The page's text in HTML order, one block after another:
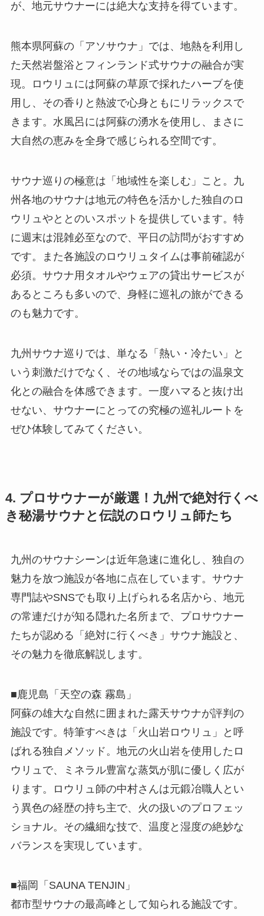
が、地元サウナーには絶大な支持を得ています。
熊本県阿蘇の「アソサウナ」では、地熱を利用し
た天然岩盤浴とフィンランド式サウナの融合が実
現。ロウリュには阿蘇の草原で採れたハーブを使
用し、その香りと熱波で心身ともにリラックスで
きます。水風呂には阿蘇の湧水を使用し、まさに
大自然の恵みを全身で感じられる空間です。
サウナ巡りの極意は「地域性を楽しむ」こと。九
州各地のサウナは地元の特色を活かした独自のロ
ウリュやととのいスポットを提供しています。特
に週末は混雑必至なので、平日の訪問がおすすめ
です。また各施設のロウリュタイムは事前確認が
必須。サウナ用タオルやウェアの貸出サービスが
あるところも多いので、身軽に巡礼の旅ができる
のも魅力です。
九州サウナ巡りでは、単なる「熱い・冷たい」と
いう刺激だけでなく、その地域ならではの温泉文
化との融合を体感できます。一度ハマると抜け出
せない、サウナーにとっての究極の巡礼ルートを
ぜひ体験してみてください。
4. プロサウナーが厳選！九州で絶対行くべ
き秘湯サウナと伝説のロウリュ師たち
九州のサウナシーンは近年急速に進化し、独自の
魅力を放つ施設が各地に点在しています。サウナ
専門誌やSNSでも取り上げられる名店から、地元
の常連だけが知る隠れた名所まで、プロサウナー
たちが認める「絶対に行くべき」サウナ施設と、
その魅力を徹底解説します。
■鹿児島「天空の森 霧島」
阿蘇の雄大な自然に囲まれた露天サウナが評判の
施設です。特筆すべきは「火山岩ロウリュ」と呼
ばれる独自メソッド。地元の火山岩を使用したロ
ウリュで、ミネラル豊富な蒸気が肌に優しく広が
ります。ロウリュ師の中村さんは元鍛冶職人とい
う異色の経歴の持ち主で、火の扱いのプロフェッ
ショナル。その繊細な技で、温度と湿度の絶妙な
バランスを実現しています。
■福岡「SAUNA TENJIN」
都市型サウナの最高峰として知られる施設です。